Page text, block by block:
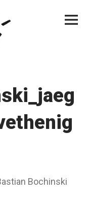
Menu
Bochinski